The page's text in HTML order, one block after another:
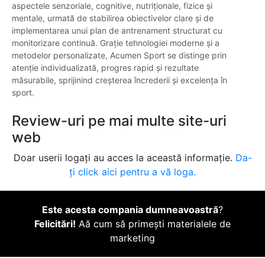
aspectele senzoriale, cognitive, nutriționale, fizice și
mentale, urmată de stabilirea obiectivelor clare și de
implementarea unui plan de antrenament structurat cu
monitorizare continuă. Grație tehnologiei moderne și a
metodelor personalizate, Acumen Sport se distinge prin
atenție individualizată, progres rapid și rezultate
măsurabile, sprijinind creșterea încrederii și excelența în
sport.
Review-uri pe mai multe site-uri
web
Doar userii logați au acces la această informație. Da-
ți click aici pentru a vă loga.
Este acesta compania dumneavoastră?
Felicitări! Aă cum să primești materialele de
marketing